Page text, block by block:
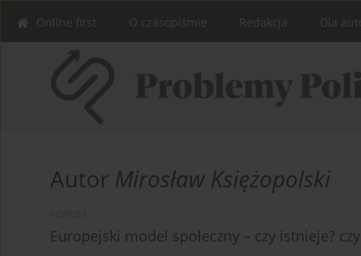
Online first O czasopiśmie Redakcja Dla
Autor Mirosław Księżopolski
Europejski model społeczny – czy istnieje?